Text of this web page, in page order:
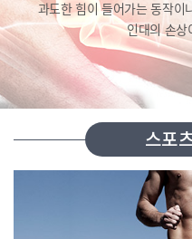
과도한 힘이 들어가는 동작이
인대의 손상
스포